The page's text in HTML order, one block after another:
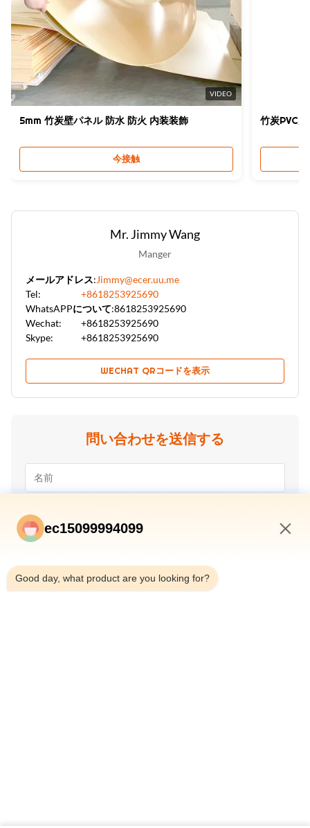
VIDEO
5mm 竹炭壁パネル 防水 防火 内装装飾
今接触
竹炭PVC
Mr. Jimmy Wang
Manger
メールアドレス:Jimmy@ecer.uu.me
Tel:
+8618253925690
WhatsAPPについて:8618253925690
Wechat:
+8618253925690
Skype:
+8618253925690
WECHAT QRコードを表示
問い合わせを送信する
ec15099994099
Good day, what product are you looking for?